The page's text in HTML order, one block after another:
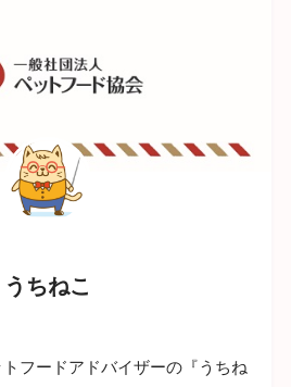
うちねこ
フードアドバイザーの『うちね